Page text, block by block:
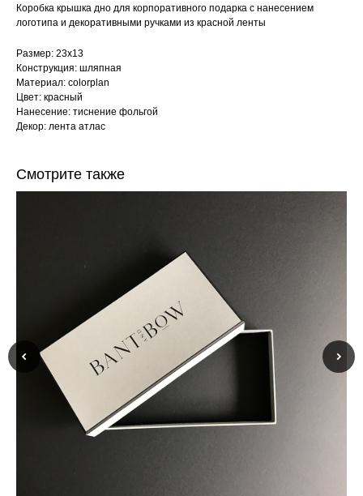
Коробка крышка дно для корпоративного подарка с нанесением
логотипа и декоративными ручками из красной ленты
Размер: 23х13
Конструкция: шляпная
Материал: colorplan
Цвет: красный
Нанесение: тиснение фольгой
Декор: лента атлас
Смотрите также